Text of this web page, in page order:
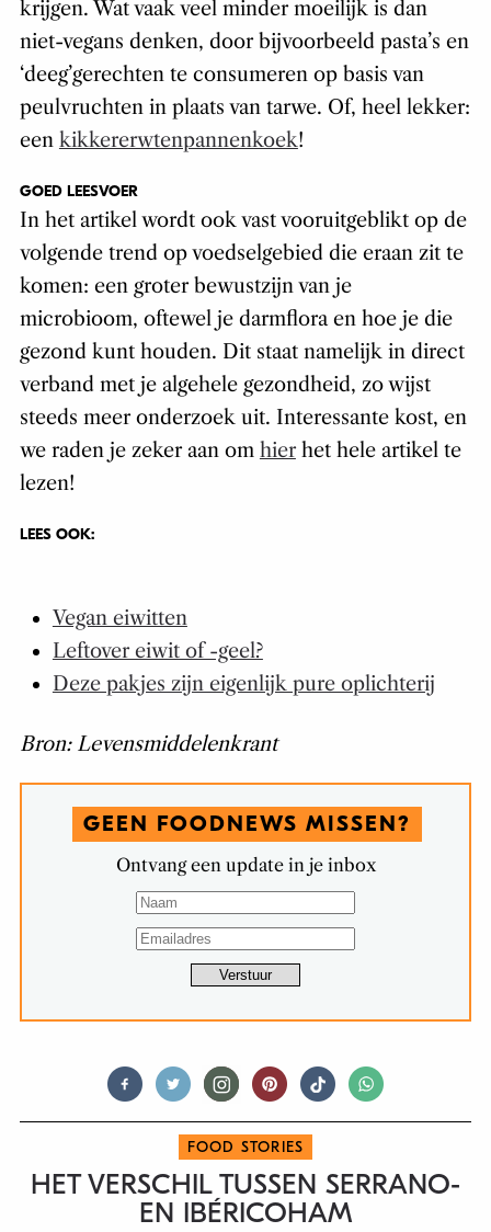
krijgen. Wat vaak veel minder moeilijk is dan
niet-vegans denken, door bijvoorbeeld pasta’s en
‘deeg’gerechten te consumeren op basis van
peulvruchten in plaats van tarwe. Of, heel lekker:
een kikkererwtenpannenkoek!
GOED LEESVOER
In het artikel wordt ook vast vooruitgeblikt op de
volgende trend op voedselgebied die eraan zit te
komen: een groter bewustzijn van je
microbioom, oftewel je darmflora en hoe je die
gezond kunt houden. Dit staat namelijk in direct
verband met je algehele gezondheid, zo wijst
steeds meer onderzoek uit. Interessante kost, en
we raden je zeker aan om hierhet hele artikel te
lezen!
LEES OOK:
Vegan eiwitten
Leftover eiwit of -geel?
Deze pakjes zijn eigenlijk pure oplichterij
Bron: Levensmiddelenkrant
GEEN FOODNEWS MISSEN?
Ontvang een update in je inbox
FOOD STORIES
HET VERSCHIL TUSSEN SERRANO-
EN IBÉRICOHAM